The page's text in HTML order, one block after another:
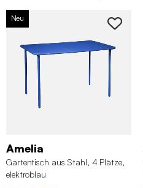
Neu
Amelia
Gartentisch aus Stahl, 4 Plätze,
elektroblau